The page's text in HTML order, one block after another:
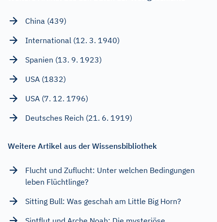
China (439)
International (12. 3. 1940)
Spanien (13. 9. 1923)
USA (1832)
USA (7. 12. 1796)
Deutsches Reich (21. 6. 1919)
Weitere Artikel aus der Wissensbibliothek
Flucht und Zuflucht: Unter welchen Bedingungen
leben Flüchtlinge?
Sitting Bull: Was geschah am Little Big Horn?